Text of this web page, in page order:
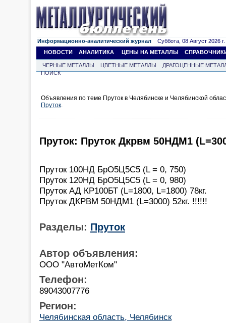
Информационно-аналитический журнал Суббота, 08 Август 2026 г.
НОВОСТИ
АНАЛИТИКА ЦЕНЫ НА МЕТАЛЛЫ
ЧЕРНЫЕ МЕТАЛЛЫ ЦВЕТНЫЕ МЕТАЛЛЫ
ДРАГОЦЕННЫЕ
ПОИСК
Объявления по теме Пруток в Челябинске и Челябинской
Пруток.
Пруток: Пруток Дкрвм 50НДМ1
Пруток 100НД БрО5Ц5С5 (L = 0, 750)
Пруток 120НД БрО5Ц5С5 (L = 0, 980)
Пруток АД КР100БТ (L=1800, L=1800) 78кг.
Пруток ДКРВМ 50НДМ1 (L=3000) 52кг. !!!!!!
Разделы: Пруток
Автор объявления:
ООО "АвтоМетКом"
Телефон:
89043007776
Регион:
Челябинская область, Челябинск